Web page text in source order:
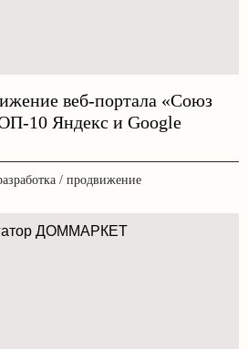
веб-портала «Союз
10 Яндекс и Google
/ продвижение